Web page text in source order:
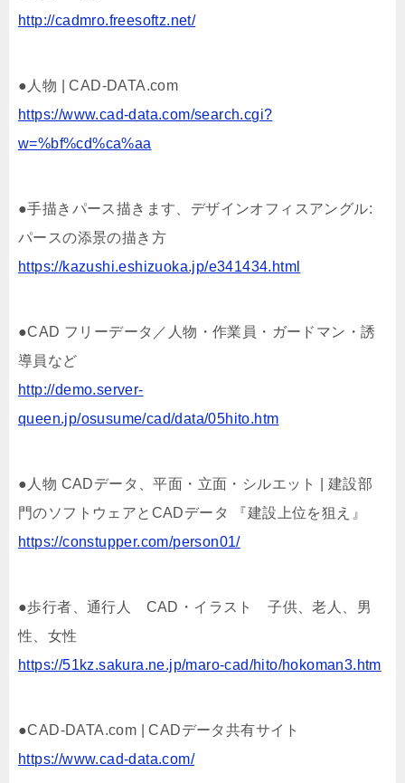
http://cadmro.freesoftz.net/
●人物 | CAD-DATA.com
https://www.cad-data.com/search.cgi?
w=%bf%cd%ca%aa
●手描きパース描きます、デザインオフィスアングル:
パースの添景の描き方
https://kazushi.eshizuoka.jp/e341434.html
●CAD フリーデータ／人物・作業員・ガードマン・誘
導員など
http://demo.server-
queen.jp/osusume/cad/data/05hito.htm
●人物 CADデータ、平面・立面・シルエット | 建設部
門のソフトウェアとCADデータ 『建設上位を狙え』
https://constupper.com/person01/
●歩行者、通行人 CAD・イラスト 子供、老人、男
性、女性
https://51kz.sakura.ne.jp/maro-cad/hito/hokoman3.htm
●CAD-DATA.com | CADデータ共有サイト
https://www.cad-data.com/